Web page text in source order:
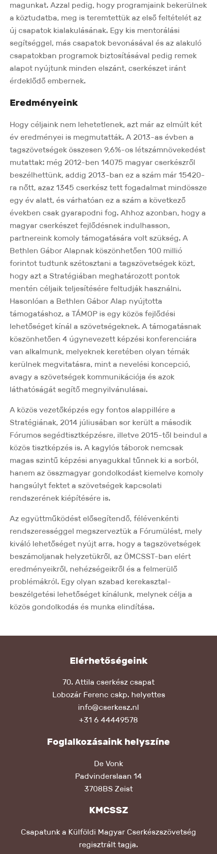
magunkat. Azzal pedig, hogy programjaink bekerülnek
a köztudatba, meg is teremtettük az első feltételét az
új csapatok kialakulásának. Egy kis mentorálási
segítséggel, más csapatok bevonásával és az alakuló
csapatokban programok biztosításával pedig remek
alapot nyújtunk minden elszánt, cserkészet iránt
érdeklődő embernek.
Eredményeink
Hogy céljaink nem lehetetlenek, azt már az elmúlt két
év eredményei is megmutatták. A 2013-as évben a
tagszövetségek összesen 9,6%-os létszámnövekedést
mutattak: még 2012-ben 14075 magyar cserkészről
beszélhettünk, addig 2013-ban ez a szám már 15420-
ra nőtt, azaz 1345 cserkész tett fogadalmat mindössze
egy év alatt, és várhatóan ez a szám a következő
években csak gyarapodni fog. Ahhoz azonban, hogy a
magyar cserkészet fejlődésnek indulhasson,
partnereink komoly támogatására volt szükség. A
Bethlen Gábor Alapnak köszönhetően 100 millió
forintot tudtunk szétosztani a tagszövetségek közt,
hogy azt a Stratégiában meghatározott pontok
mentén céljaik teljesítésére feltudják használni.
Hasonlóan a Bethlen Gábor Alap nyújtotta
támogatáshoz, a TÁMOP is egy közös fejlődési
lehetőséget kínál a szövetségeknek. A támogatásnak
köszönhetően 4 úgynevezett képzési konferenciára
van alkalmunk, melyeknek keretében olyan témák
kerülnek megvitatásra, mint a nevelési koncepció,
avagy a szövetségek kommunikációja és azok
láthatóságát segítő megnyilvánulásai.
A közös vezetőképzés egy fontos alappillére a
Stratégiának, 2014 júliusában sor került a második
Fórumos segédtisztképzésre, illetve 2015-től beindul a
közös tisztképzés is. A kagylós táborok nemcsak
magas szintű képzési anyagukkal tűnnek ki a sorból,
hanem az összmagyar gondolkodást kiemelve komoly
hangsúlyt fektet a szövetségek kapcsolati
rendszerének kiépítésére is.
Az együttműködést elősegítendő, félévenkénti
rendszerességgel megszerveztük a Fórumülést, mely
kiváló lehetőséget nyújt arra, hogy a tagszövetségek
beszámoljanak helyzetükről, az ÖMCSST-ban elért
eredményeikről, nehézségeikről és a felmerülő
problémákról. Egy olyan szabad kerekasztal-
beszélgetési lehetőséget kínálunk, melynek célja a
közös gondolkodás és munka elindítása.
Elérhetőségeink
70. Attila cserkész csapat
Lobozár Ferenc cskp. helyettes
info@cserkesz.nl
+31 6 44449578
Foglalkozásaink helyszíne
De Vonk
Padvinderslaan 14
3708BS Zeist
KMCSSZ
Csapatunk a Külföldi Magyar Cserkészszövetség
regisztrált tagja.